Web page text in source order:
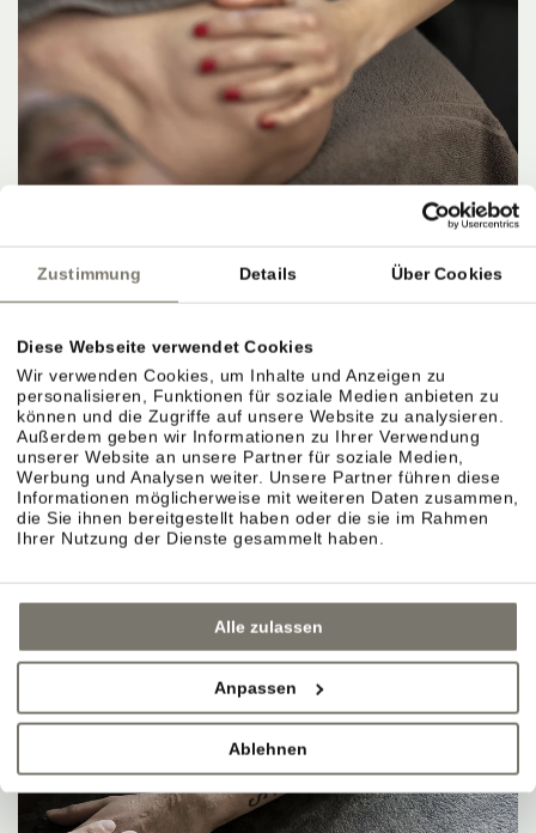
Zustimmung Details Über Cookies
Diese Webseite verwendet Cookies
Wir verwenden Cookies, um Inhalte und Anzeigen zu
personalisieren, Funktionen für soziale Medien anbieten zu
können und die Zugriffe auf unsere Website zu analysieren.
Außerdem geben wir Informationen zu Ihrer Verwendung
unserer Website an unsere Partner für soziale Medien,
Werbung und Analysen weiter. Unsere Partner führen diese
Informationen möglicherweise mit weiteren Daten zusammen,
die Sie ihnen bereitgestellt haben oder die sie im Rahmen
Ihrer Nutzung der Dienste gesammelt haben.
Alle zulassen
Anpassen
Ablehnen
HERBSTANGEBOT 4=3
8. NOVEMBER 2026 – 15. NOVEMBER 2026
567,00 €
DETAILS